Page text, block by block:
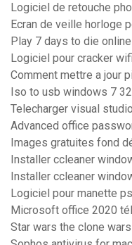
Logiciel de retouche
Ecran de veille horloge
Play 7 days to die
Logiciel pour cracker
Comment mettre a jour
Iso to usb windows 7
Telecharger visual
Advanced office
Images gratuites fond
Installer ccleaner
Installer ccleaner
Logiciel pour manette
Microsoft office 2020
Star wars the clone